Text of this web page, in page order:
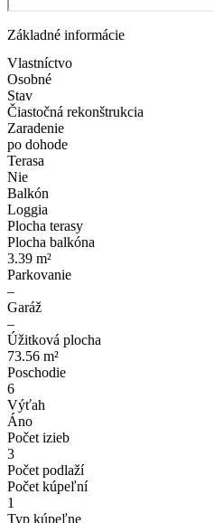
Základné informácie
Vlastníctvo
Osobné
Stav
Čiastočná rekonštrukcia
Zaradenie
po dohode
Terasa
Nie
Balkón
Loggia
Plocha terasy
Plocha balkóna
3.39 m²
Parkovanie
–
Garáž
–
Úžitková plocha
73.56 m²
Poschodie
6
Výťah
Áno
Počet izieb
3
Počet podlaží
Počet kúpeľní
1
Typ kúpeľne